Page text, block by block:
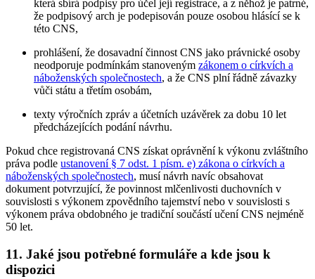
která sbírá podpisy pro účel její registrace, a z něhož je patrné,
že podpisový arch je podepisován pouze osobou hlásící se k
této CNS,
prohlášení, že dosavadní činnost CNS jako právnické osoby
neodporuje podmínkám stanoveným zákonem o církvích a
náboženských společnostech, a že CNS plní řádně závazky
vůči státu a třetím osobám,
texty výročních zpráv a účetních uzávěrek za dobu 10 let
předcházejících podání návrhu.
Pokud chce registrovaná CNS získat oprávnění k výkonu zvláštního
práva podle ustanovení § 7 odst. 1 písm. e) zákona o církvích a
náboženských společnostech, musí návrh navíc obsahovat
dokument potvrzující, že povinnost mlčenlivosti duchovních v
souvislosti s výkonem zpovědního tajemství nebo v souvislosti s
výkonem práva obdobného je tradiční součástí učení CNS nejméně
50 let.
11. Jaké jsou potřebné formuláře a kde jsou k
dispozici